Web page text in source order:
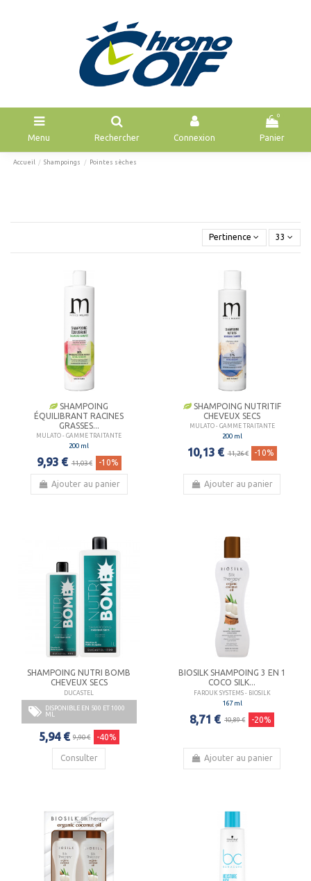
Menu Rechercher Connexion
0
Panier
Accueil Shampoings Pointes sèches
Pertinence 33
SHAMPOING
ÉQUILIBRANT RACINES
GRASSES...
MULATO - GAMME TRAITANTE
200 ml
9,93 € 11,03 € -10%
Ajouter au panier
SHAMPOING NUTRITIF
CHEVEUX SECS
MULATO - GAMME TRAITANTE
200 ml
10,13 € 11,26 € -10%
Ajouter au panier
SHAMPOING NUTRI BOMB
CHEVEUX SECS
DUCASTEL
DISPONIBLE EN 500 ET 1000
ML
5,94 € 9,90 € -40%
Consulter
BIOSILK SHAMPOING 3 EN 1
COCO SILK...
FAROUK SYSTEMS - BIOSILK
167 ml
8,71 € 10,89 € -20%
Ajouter au panier